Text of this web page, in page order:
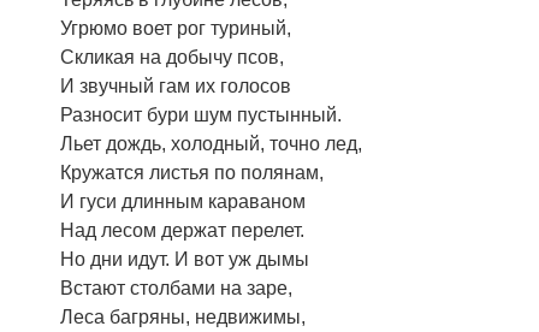
Угрюмо воет рог туриный,
Скликая на добычу псов,
И звучный гам их голосов
Разносит бури шум пустынный.
Льет дождь, холодный, точно лед,
Кружатся листья по полянам,
И гуси длинным караваном
Над лесом держат перелет.
Но дни идут. И вот уж дымы
Встают столбами на заре,
Леса багряны, недвижимы,